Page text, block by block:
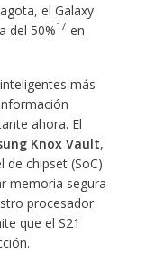
el Galaxy
del 50%17 en
más
ahora. El
Knox Vault,
de chipset (SoC)
memoria segura
procesador
que el S21